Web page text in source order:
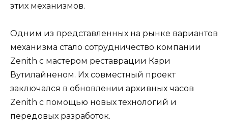
этих механизмов.
Одним из представленных на рынке вариантов
механизма стало сотрудничество компании
Zenith с мастером реставрации Кари
Вутилайненом. Их совместный проект
заключался в обновлении архивных часов
Zenith с помощью новых технологий и
передовых разработок.